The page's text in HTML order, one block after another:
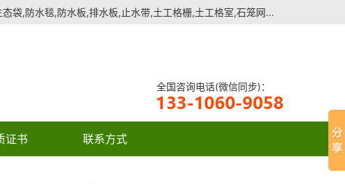
袋,防水毯,防水板,排水板,止水带,土工格栅,土工格室,石笼网...
全国咨询电话(微信同步)：
证书 联系方式